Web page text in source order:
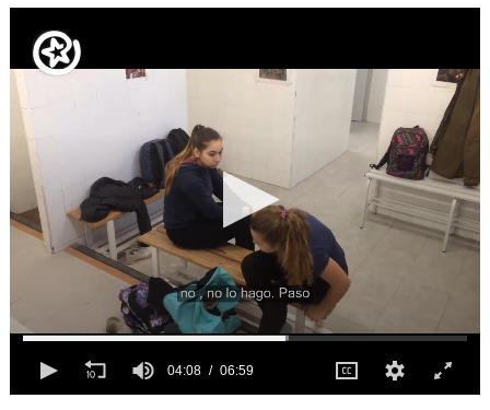
06:59
04:08 06:59